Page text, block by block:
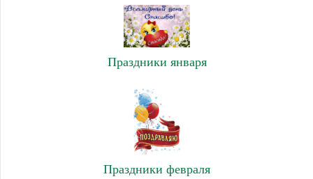
Праздники января
Праздники февраля